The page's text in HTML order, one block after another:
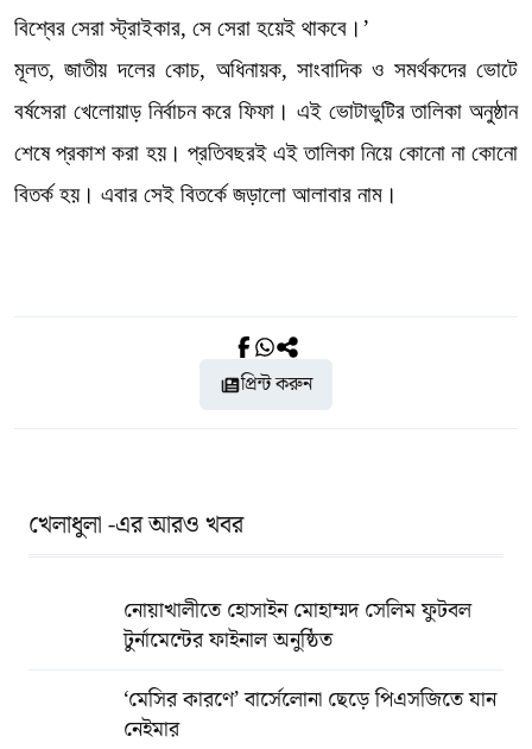
বিশ্বের সেরা স্ট্রাইকার, সে সেরা হয়েই থাকবে।’
মূলত, জাতীয় দলের কোচ, অধিনায়ক, সাংবাদিক ও সমর্থকদের ভোটে
বর্ষসেরা খেলোয়াড় নির্বাচন করে ফিফা। এই ভোটাভুটির তালিকা অনুষ্ঠান
শেষে প্রকাশ করা হয়। প্রতিবছরই এই তালিকা নিয়ে কোনো না কোনো
বিতর্ক হয়। এবার সেই বিতর্কে জড়ালো আলাবার নাম।
প্রিন্ট করুন
খেলাধুলা -এর আরও খবর
নোয়াখালীতে হোসাইন মোহাম্মদ সেলিম ফুটবল
টুর্নামেন্টের ফাইনাল অনুষ্ঠিত
‘মেসির কারণে’ বার্সেলোনা ছেড়ে পিএসজিতে যান
নেইমার